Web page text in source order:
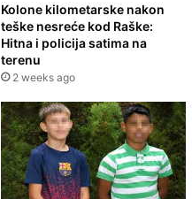
Kolone kilometarske nakon
teške nesreće kod Raške:
Hitna i policija satima na
terenu
2 weeks ago